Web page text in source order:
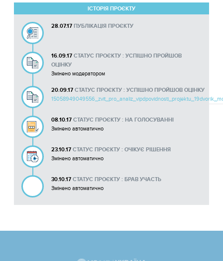
ІСТОРІЯ ПРОЄКТУ
28.07.17 ПУБЛІКАЦІЯ ПРОЄКТУ
16.09.17 СТАТУС ПРОЄКТУ : УСПІШНО ПРОЙШОВ
ОЦІНКУ
Змінено модератором
20.09.17 СТАТУС ПРОЄКТУ : УСПІШНО ПРОЙШОВ ОЦІНКУ
08.10.17 СТАТУС ПРОЄКТУ : НА ГОЛОСУВАННІ
Змінено автоматично
23.10.17 СТАТУС ПРОЄКТУ : ОЧІКУЄ РІШЕННЯ
Змінено автоматично
30.10.17 СТАТУС ПРОЄКТУ : БРАВ УЧАСТЬ
Змінено автоматично